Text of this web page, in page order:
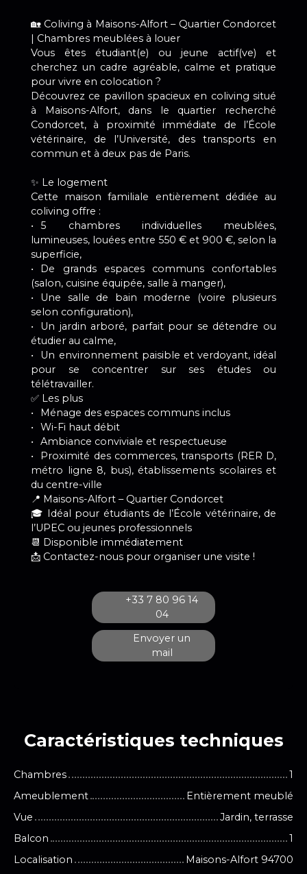
🏡 Coliving à Maisons-Alfort – Quartier Condorcet
| Chambres meublées à louer
Vous êtes étudiant(e) ou jeune actif(ve) et
cherchez un cadre agréable, calme et pratique
pour vivre en colocation ?
Découvrez ce pavillon spacieux en coliving situé
à Maisons-Alfort, dans le quartier recherché
Condorcet, à proximité immédiate de l’École
vétérinaire, de l’Université, des transports en
commun et à deux pas de Paris.
✨ Le logement
Cette maison familiale entièrement dédiée au
coliving offre :
5 chambres individuelles meublées,
lumineuses, louées entre 550 € et 900 €, selon la
superficie,
De grands espaces communs confortables
(salon, cuisine équipée, salle à manger),
Une salle de bain moderne (voire plusieurs
selon configuration),
Un jardin arboré, parfait pour se détendre ou
étudier au calme,
Un environnement paisible et verdoyant, idéal
pour se concentrer sur ses études ou
télétravailler.
✅ Les plus
Ménage des espaces communs inclus
Wi-Fi haut débit
Ambiance conviviale et respectueuse
Proximité des commerces, transports (RER D,
métro ligne 8, bus), établissements scolaires et
du centre-ville
📍 Maisons-Alfort – Quartier Condorcet
🎓 Idéal pour étudiants de l’École vétérinaire, de
l’UPEC ou jeunes professionnels
📆 Disponible immédiatement
📩 Contactez-nous pour organiser une visite !
+33 7 80 96 14
04
Envoyer un
mail
Caractéristiques techniques
Chambres
1
Ameublement
Entièrement meublé
Vue
Jardin, terrasse
Balcon
1
Localisation
Maisons-Alfort 94700